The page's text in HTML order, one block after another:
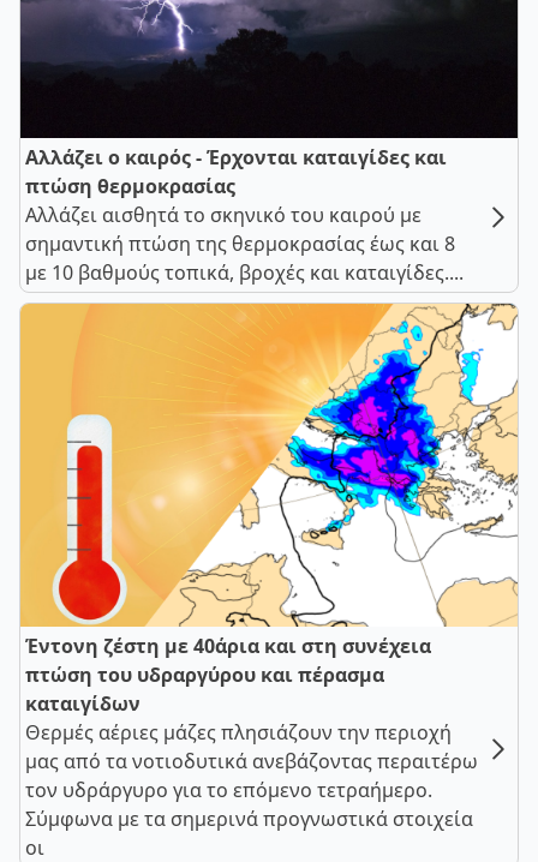
Αλλάζει ο καιρός - Έρχονται καταιγίδες και
πτώση θερμοκρασίας
Αλλάζει αισθητά το σκηνικό του καιρού με
σημαντική πτώση της θερμοκρασίας έως και 8
με 10 βαθμούς τοπικά, βροχές και καταιγίδες....
Έντονη ζέστη με 40άρια και στη συνέχεια
πτώση του υδραργύρου και πέρασμα
καταιγίδων
Θερμές αέριες μάζες πλησιάζουν την περιοχή
μας από τα νοτιοδυτικά ανεβάζοντας περαιτέρω
τον υδράργυρο για το επόμενο τετραήμερο.
Σύμφωνα με τα σημερινά προγνωστικά στοιχεία
οι